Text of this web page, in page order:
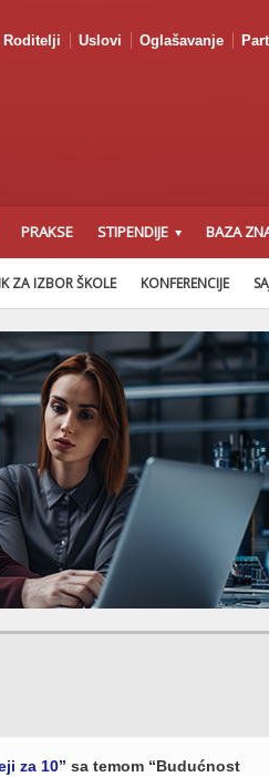
Roditelji Uslovi Oglašavanje
PRAKSE STIPENDIJE BAZA
ZA IZBOR ŠKOLE KONFERENCIJE
za 10” sa temom “Budućnost